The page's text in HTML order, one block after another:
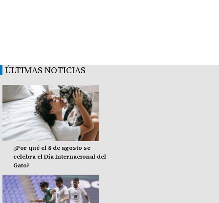
ÚLTIMAS NOTICIAS
¿Por qué el 8 de agosto se
celebra el Día Internacional del
Gato?